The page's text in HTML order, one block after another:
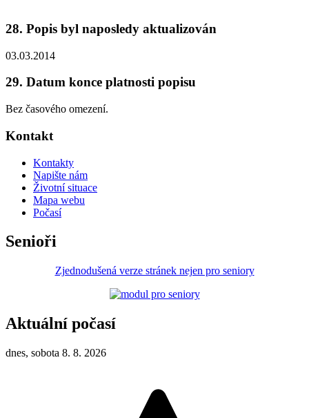
28. Popis byl naposledy aktualizován
03.03.2014
29. Datum konce platnosti popisu
Bez časového omezení.
Kontakt
Kontakty
Napište nám
Životní situace
Mapa webu
Počasí
Senioři
Zjednodušená verze stránek nejen pro seniory
Aktuální počasí
dnes, sobota 8. 8. 2026